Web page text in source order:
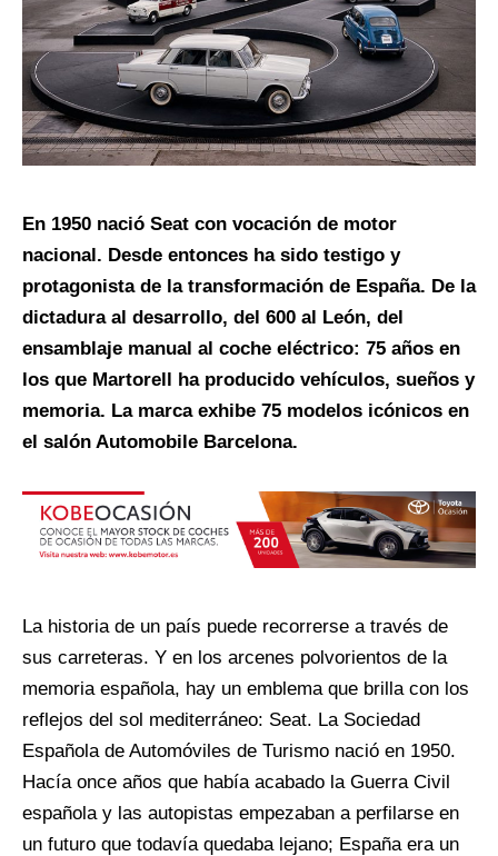
En 1950 nació Seat con vocación de motor
nacional. Desde entonces ha sido testigo y
protagonista de la transformación de España. De la
dictadura al desarrollo, del 600 al León, del
ensamblaje manual al coche eléctrico: 75 años en
los que Martorell ha producido vehículos, sueños y
memoria. La marca exhibe 75 modelos icónicos en
el salón Automobile Barcelona.
La historia de un país puede recorrerse a través de
sus carreteras. Y en los arcenes polvorientos de la
memoria española, hay un emblema que brilla con los
reflejos del sol mediterráneo: Seat. La Sociedad
Española de Automóviles de Turismo nació en 1950.
Hacía once años que había acabado la Guerra Civil
española y las autopistas empezaban a perfilarse en
un futuro que todavía quedaba lejano; España era un